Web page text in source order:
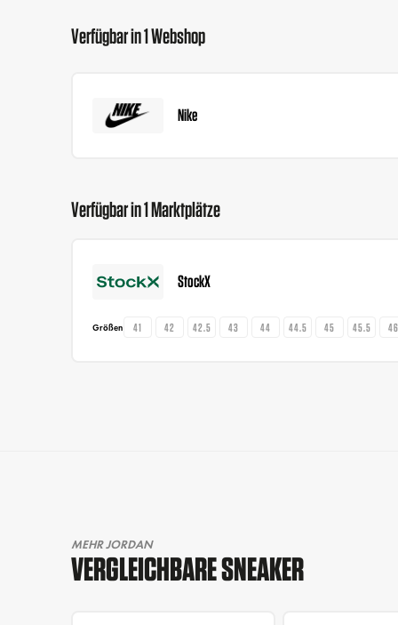
Verfügbar in 1 Webshop
Nike
Verfügbar in 1 Marktplätze
StockX
Größen 41 42 42.5 43 44 44.5 45 45.5 46
MEHR JORDAN
VERGLEICHBARE SNEAKER